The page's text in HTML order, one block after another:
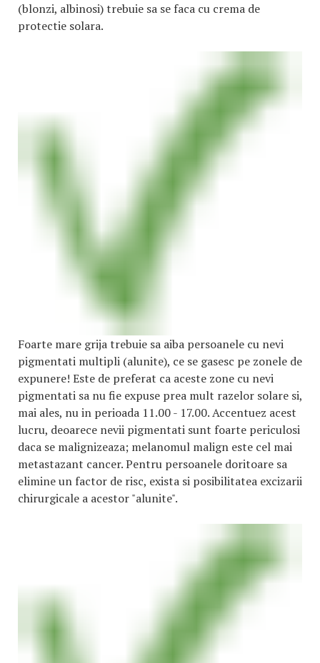
(blonzi, albinosi) trebuie sa se faca cu crema de
protectie solara.
Foarte mare grija trebuie sa aiba persoanele cu nevi
pigmentati multipli (alunite), ce se gasesc pe zonele de
expunere! Este de preferat ca aceste zone cu nevi
pigmentati sa nu fie expuse prea mult razelor solare si,
mai ales, nu in perioada 11.00 - 17.00. Accentuez acest
lucru, deoarece nevii pigmentati sunt foarte periculosi
daca se malignizeaza; melanomul malign este cel mai
metastazant cancer. Pentru persoanele doritoare sa
elimine un factor de risc, exista si posibilitatea excizarii
chirurgicale a acestor "alunite".